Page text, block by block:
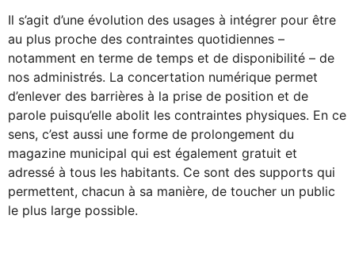
Il s’agit d’une évolution des usages à intégrer pour être
au plus proche des contraintes quotidiennes –
notamment en terme de temps et de disponibilité – de
nos administrés. La concertation numérique permet
d’enlever des barrières à la prise de position et de
parole puisqu’elle abolit les contraintes physiques. En ce
sens, c’est aussi une forme de prolongement du
magazine municipal qui est également gratuit et
adressé à tous les habitants. Ce sont des supports qui
permettent, chacun à sa manière, de toucher un public
le plus large possible.